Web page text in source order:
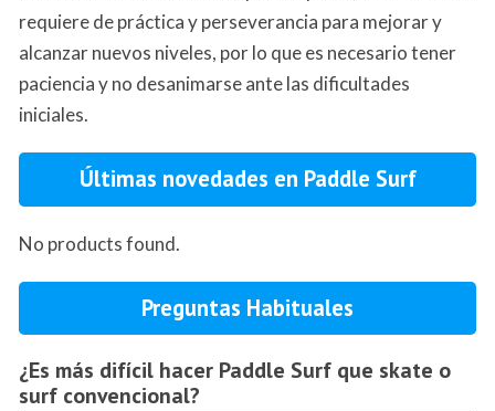
requiere de práctica y perseverancia para mejorar y
alcanzar nuevos niveles, por lo que es necesario tener
paciencia y no desanimarse ante las dificultades
iniciales.
Últimas novedades en Paddle Surf
No products found.
Preguntas Habituales
¿Es más difícil hacer Paddle Surf que skate o
surf convencional?